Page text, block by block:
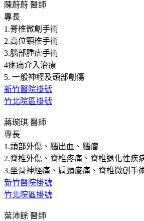
陳蔚蔚 醫師
專長
1.脊椎微創手術
2.高位頸椎手術
3.腦部腫瘤手術
4疼痛介入治療
5. 一般神經及頭部創傷
新竹醫院掛號
竹北院區掛號
蔣琬琪 醫師
專長
1.頭部外傷、腦出血、腦瘤
2.脊椎外傷、脊椎疼痛、脊椎退化性疾
3.坐骨神經痛、肩頸痠痛、脊椎微創手
新竹醫院掛號
竹北院區掛號
葉沛餘 醫師